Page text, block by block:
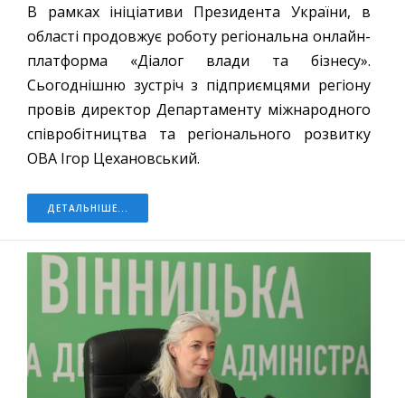
В рамках ініціативи Президента України, в
області продовжує роботу регіональна онлайн-
платформа «Діалог влади та бізнесу».
Сьогоднішню зустріч з підприємцями регіону
провів директор Департаменту міжнародного
співробітництва та регіонального розвитку
ОВА Ігор Цехановський.
ДЕТАЛЬНІШЕ...